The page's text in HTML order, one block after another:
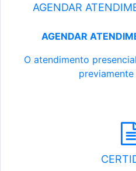
AGENDAR
AGENDAR
O atendimento